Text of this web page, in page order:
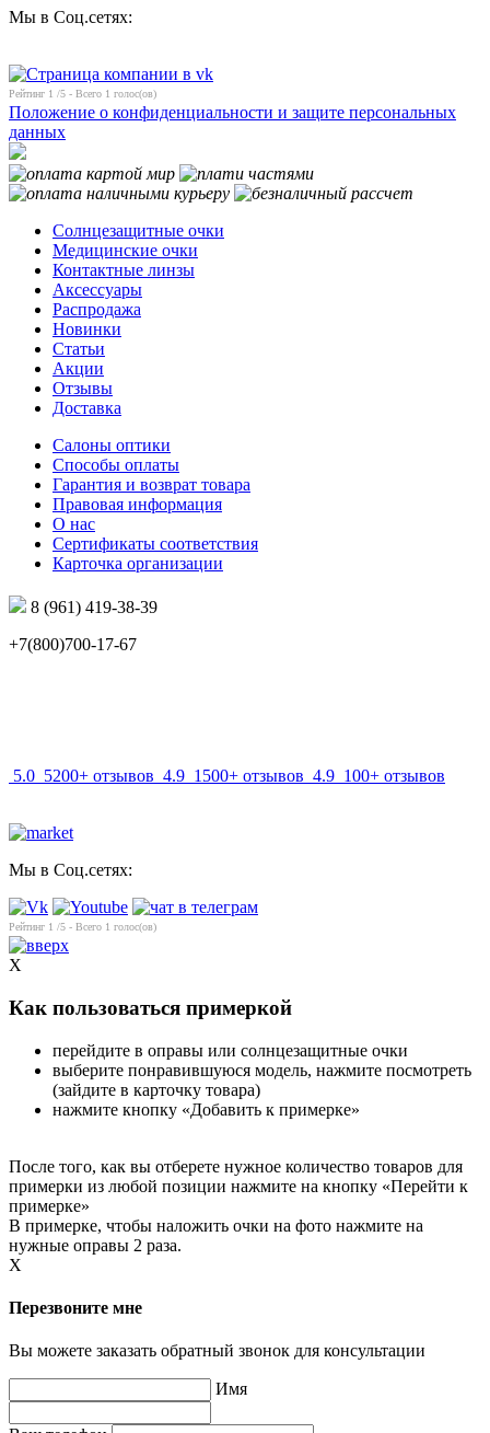
Мы в Соц.сетях:
Рейтинг 1 /5 - Всего 1 голос(ов)
Положение о конфиденциальности и защите персональных
данных
Солнцезащитные очки
Медицинские очки
Контактные линзы
Аксессуары
Распродажа
Новинки
Статьи
Акции
Отзывы
Доставка
Салоны оптики
Способы оплаты
Гарантия и возврат товара
Правовая информация
О нас
Сертификаты соответствия
Карточка организации
8 (961) 419-38-39
+7(800)700-17-67
5.0 5200+ отзывов 4.9 1500+ отзывов 4.9 100+ отзывов
Мы в Соц.сетях:
Рейтинг 1 /5 - Всего 1 голос(ов)
X
Как пользоваться примеркой
перейдите в оправы или солнцезащитные очки
выберите понравившуюся модель, нажмите посмотреть
(зайдите в карточку товара)
нажмите кнопку «Добавить к примерке»
После того, как вы отберете нужное количество товаров для
примерки из любой позиции нажмите на кнопку «Перейти к
примерке»
В примерке, чтобы наложить очки на фото нажмите на
нужные оправы 2 раза.
X
Перезвоните мне
Вы можете заказать обратный звонок для консультации
Имя